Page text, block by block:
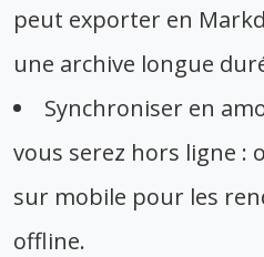
peut exporter en
une archive longue
Synchroniser en
vous serez hors ligne :
sur mobile pour les
offline.